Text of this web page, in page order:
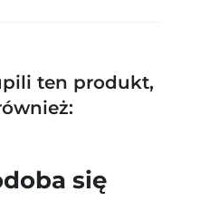
ten produkt,
się